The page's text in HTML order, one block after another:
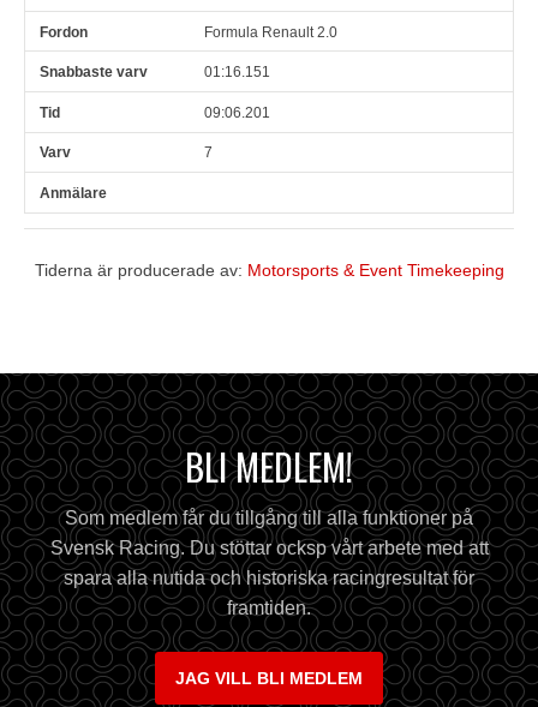
Formula Renault 2.0
01:16.151
09:06.201
7
Tiderna är producerade av: Motorsports & Event Timekeeping
BLI MEDLEM!
Som medlem får du tillgång till alla funktioner på
Svensk Racing. Du stöttar ocksp vårt arbete med att
spara alla nutida och historiska racingresultat för
framtiden.
JAG VILL BLI MEDLEM